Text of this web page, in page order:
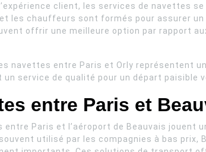
client, les services de navettes
les chauffeurs sont formés pour assurer un
offrir une meilleure option par rapport
navettes entre Paris et Orly représentent
service de qualité pour un départ paisible
entre Paris et
entre Paris et l’aéroport de Beauvais jouent
utilisé par les compagnies à bas